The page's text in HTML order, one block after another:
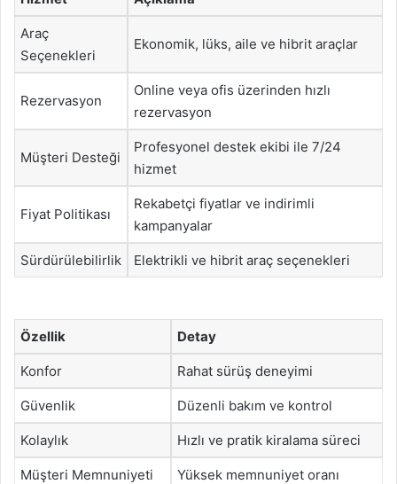
Araç
Seçenekleri
Ekonomik, lüks, aile ve hibrit araçlar
Rezervasyon
Online veya ofis üzerinden hızlı
rezervasyon
Müşteri Desteği
Profesyonel destek ekibi ile 7/24
hizmet
Fiyat Politikası
Rekabetçi fiyatlar ve indirimli
kampanyalar
Sürdürülebilirlik Elektrikli ve hibrit araç seçenekleri
Özellik Detay
Konfor Rahat sürüş deneyimi
Güvenlik Düzenli bakım ve kontrol
Kolaylık Hızlı ve pratik kiralama süreci
Müşteri Memnuniyeti Yüksek memnuniyet oranı